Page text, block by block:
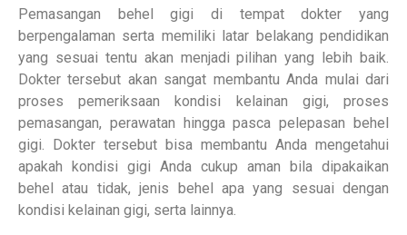
Pemasangan behel gigi di tempat dokter yang
berpengalaman serta memiliki latar belakang pendidikan
yang sesuai tentu akan menjadi pilihan yang lebih baik.
Dokter tersebut akan sangat membantu Anda mulai dari
proses pemeriksaan kondisi kelainan gigi, proses
pemasangan, perawatan hingga pasca pelepasan behel
gigi. Dokter tersebut bisa membantu Anda mengetahui
apakah kondisi gigi Anda cukup aman bila dipakaikan
behel atau tidak, jenis behel apa yang sesuai dengan
kondisi kelainan gigi, serta lainnya.